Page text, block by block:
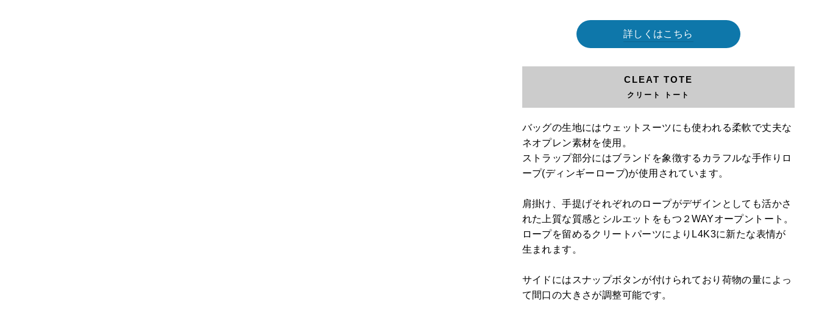
詳しくはこちら
CLEAT TOTE
クリート トート
バッグの生地にはウェットスーツにも使われる柔軟で丈夫な
ネオプレン素材を使用。
ストラップ部分にはブランドを象徴するカラフルな手作りロ
ープ(ディンギーロープ)が使用されています。
肩掛け、手提げそれぞれのロープがデザインとしても活かさ
れた上質な質感とシルエットをもつ２WAYオープントート。
ロープを留めるクリートパーツによりL4K3に新たな表情が
生まれます。
サイドにはスナップボタンが付けられており荷物の量によっ
て間口の大きさが調整可能です。